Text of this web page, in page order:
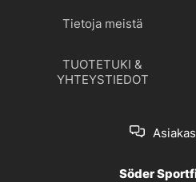
Tietoja meistä
TUOTETUKI &
YHTEYSTIEDOT
Söder